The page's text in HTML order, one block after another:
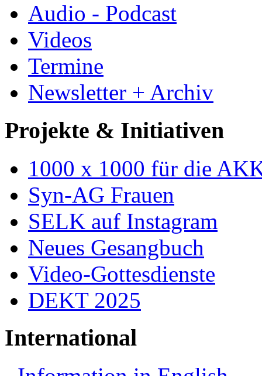
Audio - Podcast
Videos
Termine
Newsletter + Archiv
Projekte & Initiativen
1000 x 1000 für die
Syn-AG Frauen
SELK auf Instagram
Neues Gesangbuch
Video-Gottesdienste
DEKT 2025
International